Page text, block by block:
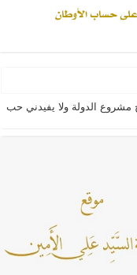
عليه وآله) فكلّ
الأوطان
بل الإنصهار الوطني والدولة
المضرة من مسيحية النظام
مشروع الدولة ولا يفيدني حب